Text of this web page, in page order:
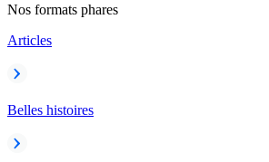
Nos formats phares
Articles
Belles histoires